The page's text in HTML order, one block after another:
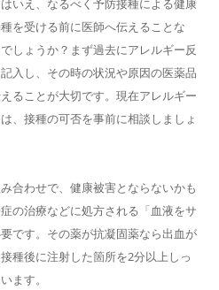
いえ、なるべく予防接種による健康
を受ける前に医師へ伝えることな
しょうか？まず過去にアレルギー反
入し、その時の状況や原因の医薬品
ることが大切です。現在アレルギー
、接種の可否を事前に相談しましょ
合わせで、健康被害とならないかも
の治療などに処方される「血液をサ
です。その薬が抗凝固薬なら出血が
種後に注射した箇所を2分以上しっ
ます。